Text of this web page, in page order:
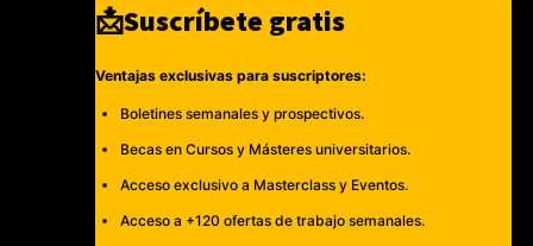
📩Suscríbete gratis
Ventajas exclusivas para suscriptores:
Boletines semanales y prospectivos.
Becas en Cursos y Másteres universitarios.
Acceso exclusivo a Masterclass y Eventos.
Acceso a +120 ofertas de trabajo semanales.